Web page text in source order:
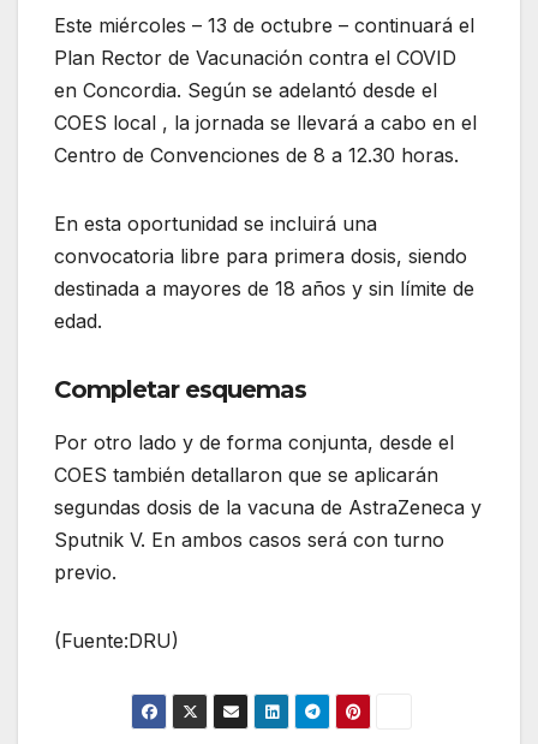
Este miércoles – 13 de octubre – continuará el
Plan Rector de Vacunación contra el COVID
en Concordia. Según se adelantó desde el
COES local , la jornada se llevará a cabo en el
Centro de Convenciones de 8 a 12.30 horas.
En esta oportunidad se incluirá una
convocatoria libre para primera dosis, siendo
destinada a mayores de 18 años y sin límite de
edad.
Completar esquemas
Por otro lado y de forma conjunta, desde el
COES también detallaron que se aplicarán
segundas dosis de la vacuna de AstraZeneca y
Sputnik V. En ambos casos será con turno
previo.
(Fuente:DRU)